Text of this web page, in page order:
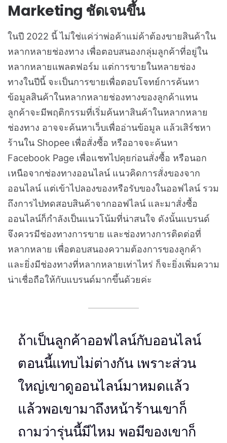
Marketing ชัดเจนขึ้น
ในปี 2022 นี้ ไม่ใช่แค่ว่าพ่อค้าแม่ค้าต้องขายสินค้าใน
หลากหลายช่องทาง เพื่อตอบสนองกลุ่มลูกค้าที่อยู่ใน
หลากหลายแพลตฟอร์ม แต่การขายในหลายช่อง
ทางในปีนี้ จะเป็นการขายเพื่อตอบโจทย์การค้นหา
ข้อมูลสินค้าในหลากหลายช่องทางของลูกค้าแทน
ลูกค้าจะมีพฤติกรรมที่เริ่มค้นหาสินค้าในหลากหลาย
ช่องทาง อาจจะค้นหาเว็บเพื่ออ่านข้อมูล แล้วเสิร์ชหา
ร้านใน Shopee เพื่อสั่งซื้อ หรืออาจจะค้นหา
Facebook Page เพื่อแชทไปคุยก่อนสั่งซื้อ หรือนอก
เหนือจากช่องทางออนไลน์ แนวคิดการสั่งของจาก
ออนไลน์ แต่เข้าไปลองของหรือรับของในออฟไลน์ รวม
ถึงการไปทดสอบสินค้าจากออฟไลน์ และมาสั่งซื้อ
ออนไลน์ก็กำลังเป็นแนวโน้มที่น่าสนใจ ดังนั้นแบรนด์
จึงควรมีช่องทางการขาย และช่องทางการติดต่อที่
หลากหลาย เพื่อตอบสนองความต้องการของลูกค้า
และยิ่งมีช่องทางที่หลากหลายเท่าไหร่ ก็จะยิ่งเพิ่มความ
น่าเชื่อถือให้กับแบรนด์มากขึ้นด้วยค่ะ
ถ้าเป็นลูกค้าออฟไลน์กับออนไลน์
ตอนนี้แทบไม่ต่างกัน เพราะส่วน
ใหญ่เขาดูออนไลน์มาหมดแล้ว
แล้วพอเขามาถึงหน้าร้านเขาก็
ถามว่ารุ่นนี้มีไหม พอมีของเขาก็